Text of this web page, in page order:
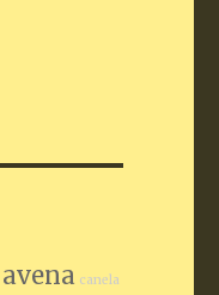
avena canela